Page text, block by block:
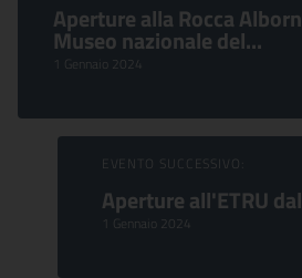
Aperture alla Rocca
Museo nazionale del...
1 Gennaio 2024
EVENTO SUCCESSIVO:
Aperture all'ETRU
1 Gennaio 2024